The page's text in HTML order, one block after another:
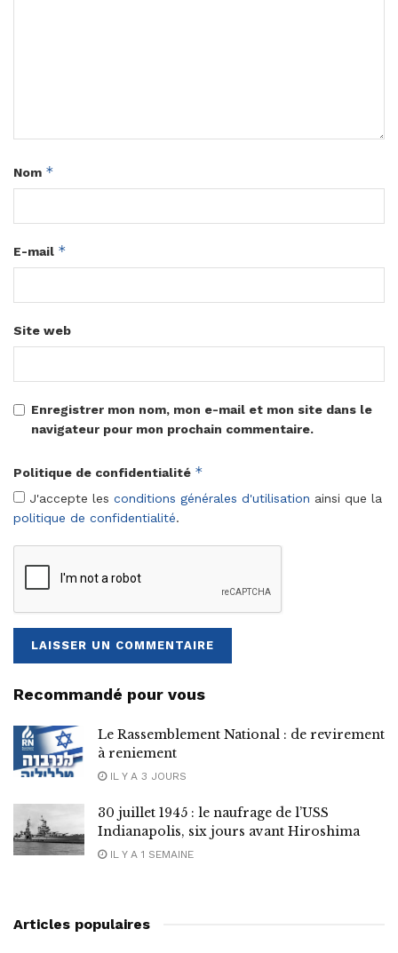
Nom *
E-mail *
Site web
Enregistrer mon nom, mon e-mail et mon site dans le
navigateur pour mon prochain commentaire.
Politique de confidentialité *
J'accepte les conditions générales d'utilisation ainsi que la
politique de confidentialité.
Recommandé pour vous
Le Rassemblement National : de revirement
à reniement
IL Y A 3 JOURS
30 juillet 1945 : le naufrage de l’USS
Indianapolis, six jours avant Hiroshima
IL Y A 1 SEMAINE
Articles populaires